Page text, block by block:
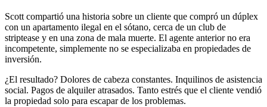
Scott compartió una historia sobre un cliente que compró un dúplex
con un apartamento ilegal en el sótano, cerca de un club de
striptease y en una zona de mala muerte. El agente anterior no era
incompetente, simplemente no se especializaba en propiedades de
inversión.
¿El resultado? Dolores de cabeza constantes. Inquilinos de asistencia
social. Pagos de alquiler atrasados. Tanto estrés que el cliente vendió
la propiedad solo para escapar de los problemas.